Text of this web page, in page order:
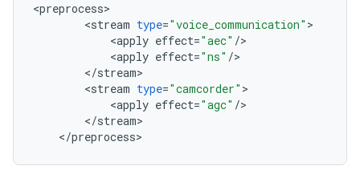
<preprocess
<stream type="voice_communication"
<apply effect="aec" /
<apply effect="ns" /
</stream
<stream type="camcorder"
<apply effect="agc" /
</stream>
</preprocess>